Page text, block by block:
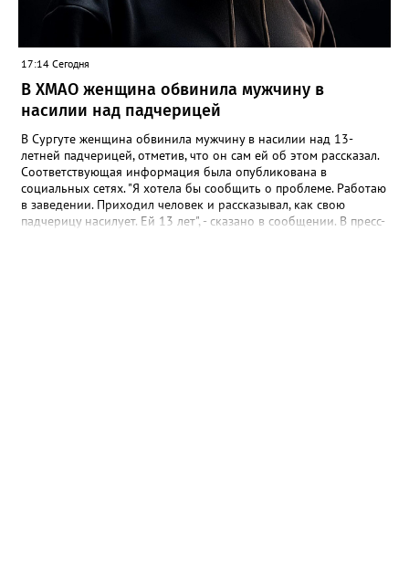
контролируется прокуратурой. В ночное время они не
работают. Корректировка громкости проводится по мере
возможности", - подчеркнули в учреждении.
17:14 Сегодня
В ХМАО женщина обвинила мужчину в
насилии над падчерицей
В Сургуте женщина обвинила мужчину в насилии над 13-
летней падчерицей, отметив, что он сам ей об этом рассказал.
Соответствующая информация была опубликована в
социальных сетях. "Я хотела бы сообщить о проблеме. Работаю
в заведении. Приходил человек и рассказывал, как свою
падчерицу насилует. Ей 13 лет", - сказано в сообщении. В пресс-